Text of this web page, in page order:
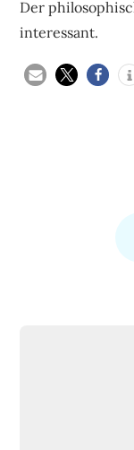
Der
interessant.